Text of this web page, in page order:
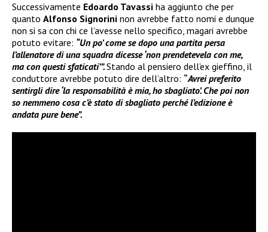
Successivamente Edoardo Tavassi ha aggiunto che per
quanto Alfonso Signorini non avrebbe fatto nomi e dunque
non si sa con chi ce l’avesse nello specifico, magari avrebbe
potuto evitare: “Un po’ come se dopo una partita persa
l’allenatore di una squadra dicesse ‘non prendetevela con me,
ma con questi sfaticati’”.Stando al pensiero dell’ex gieffino, il
conduttore avrebbe potuto dire dell’altro: “Avrei preferito
sentirgli dire ‘la responsabilità è mia, ho sbagliato’. Che poi non
so nemmeno cosa c’è stato di sbagliato perché l’edizione è
andata pure bene”.